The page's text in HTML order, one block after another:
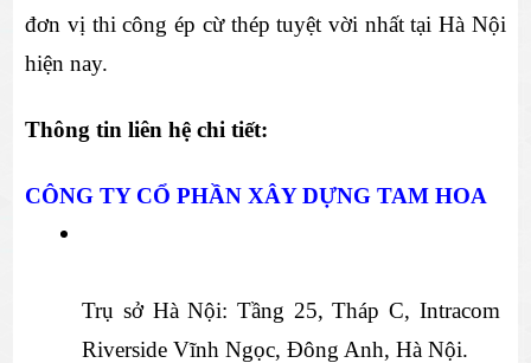
đơn vị thi công ép cừ thép tuyệt vời nhất tại Hà Nội
hiện nay.
Thông tin liên hệ chi tiết:
CÔNG TY CỔ PHẦN XÂY DỰNG TAM HOA
Trụ sở Hà Nội: Tầng 25, Tháp C, Intracom
Riverside Vĩnh Ngọc, Đông Anh, Hà Nội.